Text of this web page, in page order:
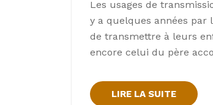
Les usages de
y a quelques années par
de transmettre à leurs
encore celui du père
LIRE LA SUITE